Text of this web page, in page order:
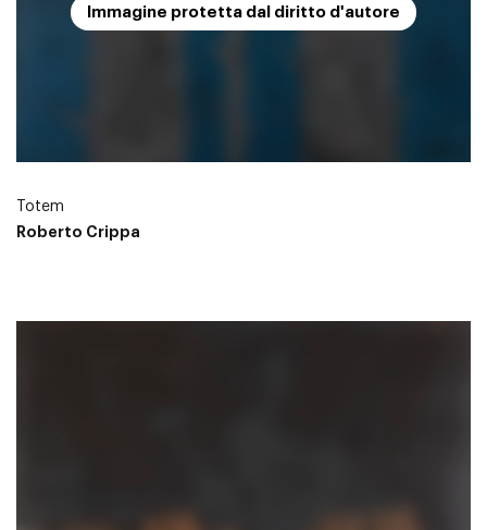
Immagine protetta dal diritto d'autore
Totem
Roberto Crippa